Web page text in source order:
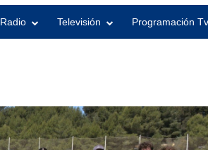
Radio Televisión Programación